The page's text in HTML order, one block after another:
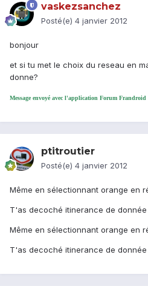
vaskezsanchez
Posté(e) 4 janvier 2012
bonjour
et si tu met le choix du reseau en
donne?
Message envoyé avec l'application Forum Frandroid
ptitroutier
Posté(e) 4 janvier 2012
Même en sélectionnant orange en
T'as decoché itinerance de donnée
Même en sélectionnant orange en
T'as decoché itinerance de donnée